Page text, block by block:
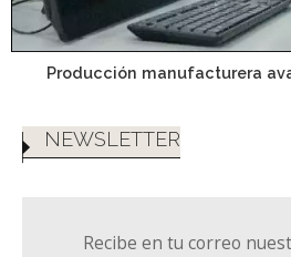
Producción manufacturera
NEWSLETTER
Recibe en tu correo